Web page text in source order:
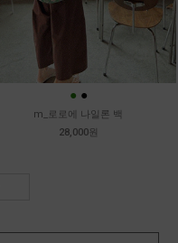
● ●
m_로로에 나일론 백
28,000원